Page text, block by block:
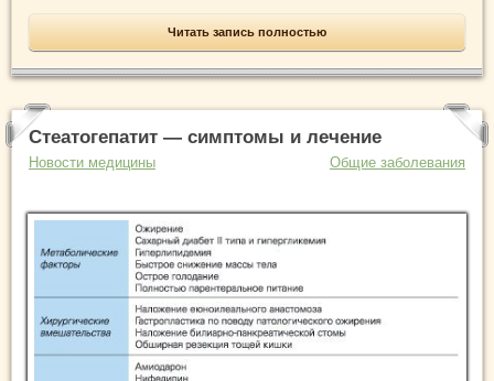
Читать запись полностью
Стеатогепатит — симптомы и лечение
Новости медицины Общие заболевания